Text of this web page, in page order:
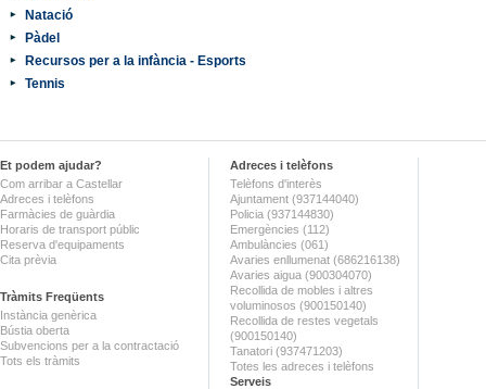
Natació
Pàdel
Recursos per a la infància - Esports
Tennis
Et podem ajudar?
Com arribar a Castellar
Adreces i telèfons
Farmàcies de guàrdia
Horaris de transport públic
Reserva d'equipaments
Cita prèvia
Tràmits Freqüents
Instància genèrica
Bústia oberta
Subvencions per a la contractació
Tots els tràmits
Adreces i telèfons
Telèfons d'interès
Ajuntament (937144040)
Policia (937144830)
Emergències (112)
Ambulàncies (061)
Avaries enllumenat (686216138)
Avaries aigua (900304070)
Recollida de mobles i altres
voluminosos (900150140)
Recollida de restes vegetals
(900150140)
Tanatori (937471203)
Totes les adreces i telèfons
Serveis